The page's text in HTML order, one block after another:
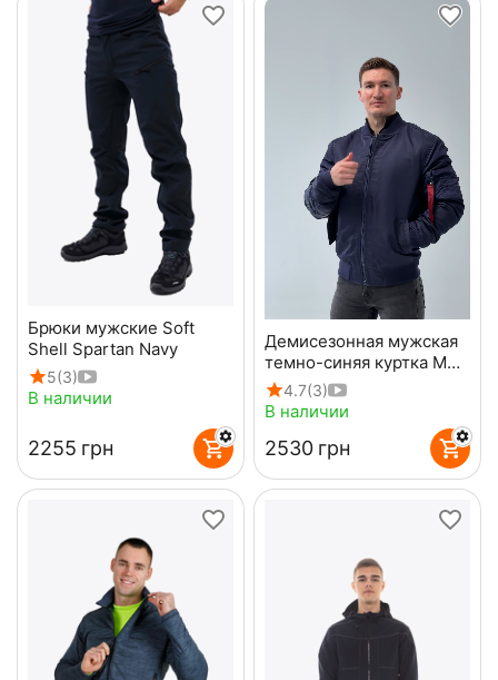
Брюки мужские Soft
Shell Spartan Navy
5(3)
В наличии
‍2255‍ грн
Демисезонная мужская
темно-синяя куртка MA-
1 Gen 2 Navy
4.7(3)
В наличии
‍2530‍ грн